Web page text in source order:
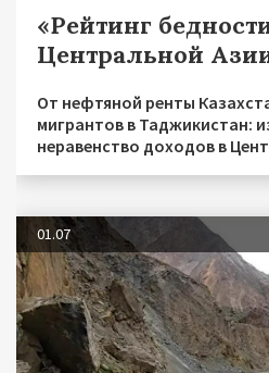
«Рейтинг
Центральной
От нефтяной ренты
мигрантов в Таджикистан:
неравенство доходов в
01.07